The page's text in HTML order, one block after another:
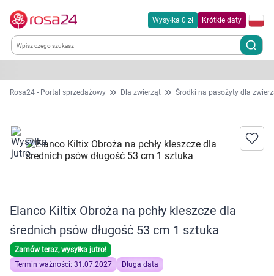
Wysyłka 0 zł Krótkie daty
Kategorie
Dla zwierząt
Zdrowie
Kobieta w ciąży i mama
Rosa24 - Portal sprzedażowy Dla zwierząt Środki na pasożyty dla
Elanco Kiltix Obroża na pchły kleszcze dla
średnich psów długość 53 cm 1 sztuka
Zamów teraz, wysyłka jutro!
Termin ważności: 31.07.2027
Długa data